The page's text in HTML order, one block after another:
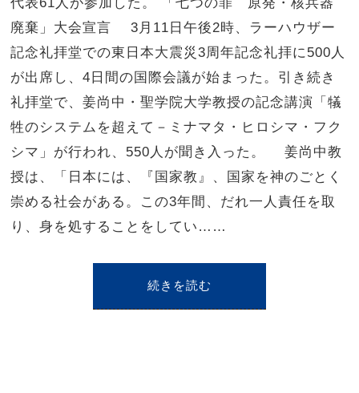
廃棄」大会宣言 3月11日午後2時、ラーハウザー
記念礼拝堂での東日本大震災3周年記念礼拝に500人
が出席し、4日間の国際会議が始まった。引き続き
礼拝堂で、姜尚中・聖学院大学教授の記念講演「犠
牲のシステムを超えて－ミナマタ・ヒロシマ・フク
シマ」が行われ、550人が聞き入った。 姜尚中教
授は、「日本には、『国家教』、国家を神のごとく
崇める社会がある。この3年間、だれ一人責任を取
り、身を処することをしてい……
続きを読む